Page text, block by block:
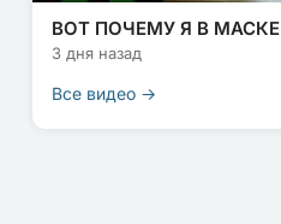
ВОТ ПОЧЕМУ Я В МАСКЕ
3 дня назад
Все видео →